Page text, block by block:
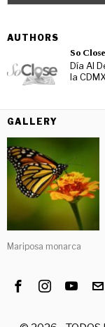
AUTHORS
So Close
Día Al
la
GALLERY
Mariposa monarca